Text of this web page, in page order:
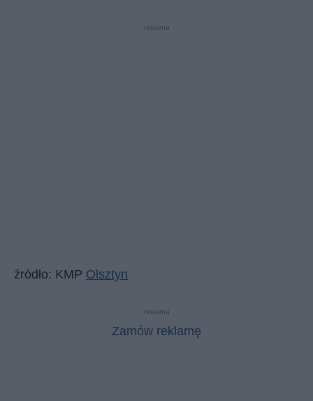
reklama
źródło: KMP Olsztyn
reklama
Zamów reklamę